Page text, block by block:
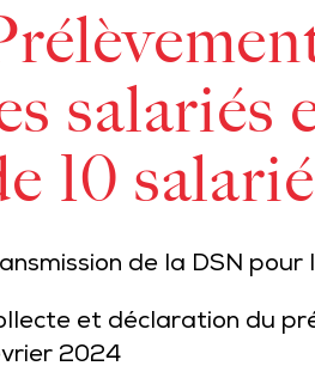
salariés
10
de la DSN
et déclaration du
2024